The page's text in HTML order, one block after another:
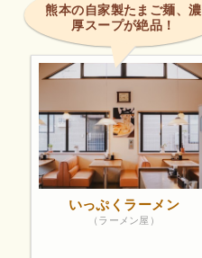
熊本の自家製たまご麺、濃
厚スープが絶品！
いっぷくラーメン
（ラーメン屋）